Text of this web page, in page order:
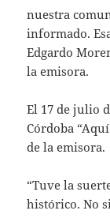
nuestra
informado.
Edgardo
la emisora.
El 17 de julio
Córdoba
de la emisora.
“Tuve la
histórico. No